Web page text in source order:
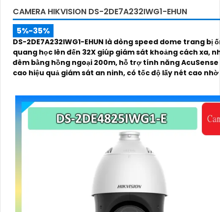
CAMERA HIKVISION DS-2DE7A232IWG1-EHUN
5%-35%
DS-2DE7A232IWG1-EHUN là dòng speed dome trang bị
quang học lên đến 32X giúp giám sát khoảng cách xa,
đêm bằng hồng ngoại 200m, hỗ trợ tính năng
cao hiệu quả giám sát an ninh, có tốc độ lấy nét cao